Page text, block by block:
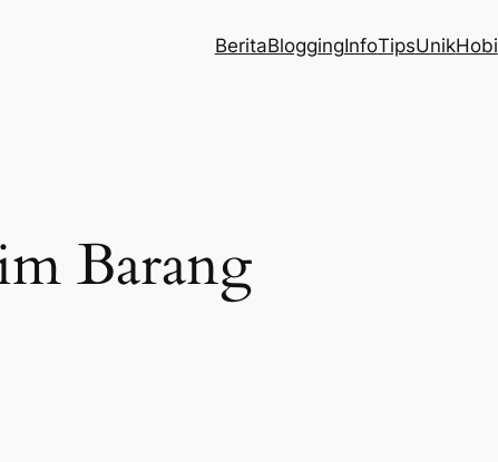
BeritaBloggingInfoTipsUnikHobi
Barang